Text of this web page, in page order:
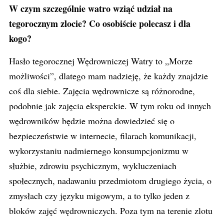
W czym szczególnie watro wziąć udział na
tegorocznym zlocie? Co osobiście polecasz i dla
kogo?
Hasło tegorocznej Wędrowniczej Watry to „Morze
możliwości”, dlatego mam nadzieję, że każdy znajdzie
coś dla siebie. Zajęcia wędrownicze są różnorodne,
podobnie jak zajęcia eksperckie. W tym roku od innych
wędrowników będzie można dowiedzieć się o
bezpieczeństwie w internecie, filarach komunikacji,
wykorzystaniu nadmiernego konsumpcjonizmu w
służbie, zdrowiu psychicznym, wykluczeniach
społecznych, nadawaniu przedmiotom drugiego życia, o
zmysłach czy języku migowym, a to tylko jeden z
bloków zajęć wędrowniczych. Poza tym na terenie zlotu